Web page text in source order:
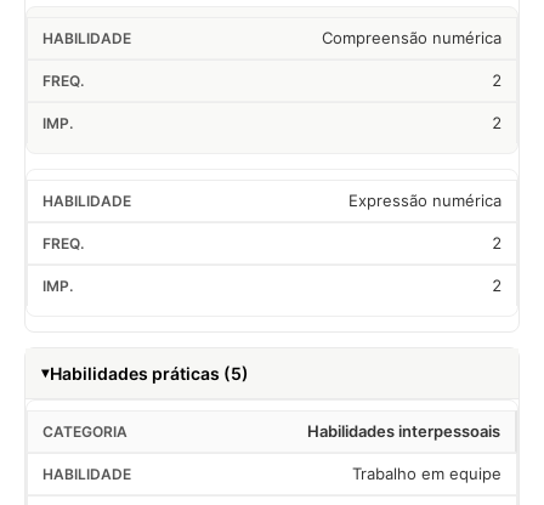
Compreensão numérica
2
2
Expressão numérica
2
2
Habilidades práticas (5)
Habilidades interpessoais
Trabalho em equipe